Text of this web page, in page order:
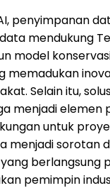
penyimpanan
mendukung
model
memadukan
Selain itu,
menjadi elemen
untuk
menjadi sorotan
berlangsung
pemimpin